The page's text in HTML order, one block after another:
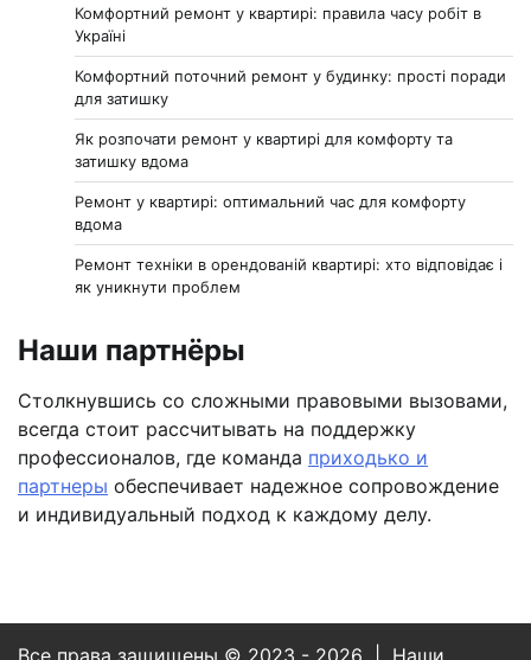
Комфортний ремонт у квартирі: правила часу робіт в
Україні
Комфортний поточний ремонт у будинку: прості поради
для затишку
Як розпочати ремонт у квартирі для комфорту та
затишку вдома
Ремонт у квартирі: оптимальний час для комфорту
вдома
Ремонт техніки в орендованій квартирі: хто відповідає і
як уникнути проблем
Наши партнёры
Столкнувшись со сложными правовыми вызовами,
всегда стоит рассчитывать на поддержку
профессионалов, где команда приходько и
партнеры обеспечивает надежное сопровождение
и индивидуальный подход к каждому делу.
Все права защищены © 2023 - 2026 | Наши